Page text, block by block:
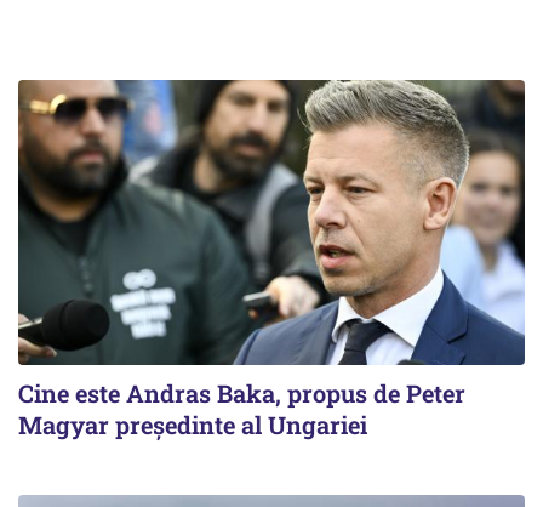
Cine este Andras Baka, propus de Peter
Magyar președinte al Ungariei